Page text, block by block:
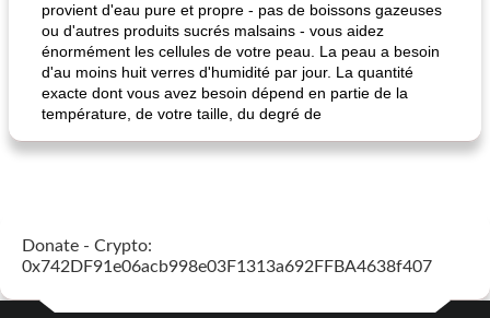
provient d'eau pure et propre - pas de boissons gazeuses
ou d'autres produits sucrés malsains - vous aidez
énormément les cellules de votre peau. La peau a besoin
d'au moins huit verres d'humidité par jour. La quantité
exacte dont vous avez besoin dépend en partie de la
température, de votre taille, du degré de
Donate - Crypto:
0x742DF91e06acb998e03F1313a692FFBA4638f407